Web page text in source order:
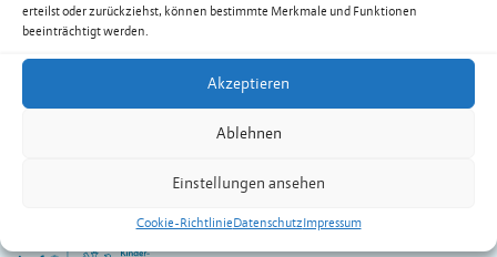
erteilst oder zurückziehst, können bestimmte Merkmale und Funktionen
beeinträchtigt werden.
Akzeptieren
Ablehnen
Einstellungen ansehen
Cookie-RichtlinieDatenschutzImpressum
Festnetz+423 373 35 04
Webwww.anpela.li
Kontakt:LaukasPeter
Fürstentum Liechtenstein